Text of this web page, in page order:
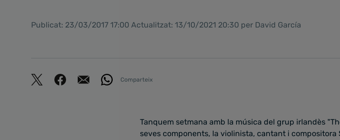
Publicat: 23/03/2017 17:00 Actualitzat: 13/10/2021 20:30 per David García
Comparteix
Tanquem setmana amb la música del grup irlandès
seves components, la violinista, cantant i compositora